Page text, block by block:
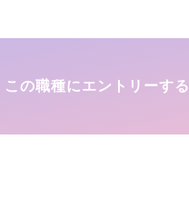
この職種にエントリーする